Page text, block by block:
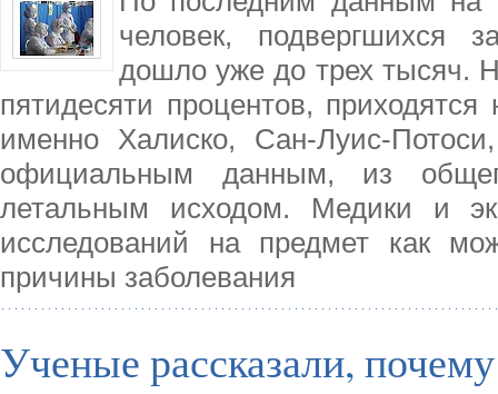
человек, подвергшихся
дошло уже до трех тысяч.
пятидесяти процентов,
именно Халиско, Сан-Луис-
официальным данным, из
летальным исходом. Медики и
исследований на предмет как
причины заболевания
Ученые рассказали,